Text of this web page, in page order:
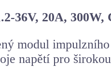
36V, 20A, 300W,
modul
napětí pro